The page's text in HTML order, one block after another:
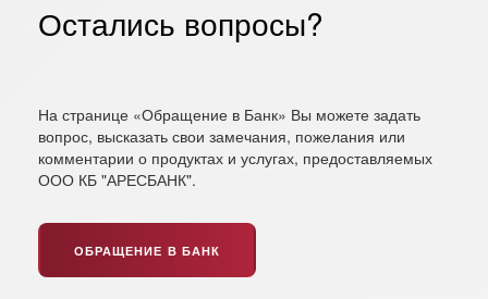
Остались вопросы?
На странице «Обращение в Банк» Вы можете задать
вопрос, высказать свои замечания, пожелания или
комментарии о продуктах и услугах, предоставляемых
ООО КБ "АРЕСБАНК".
ОБРАЩЕНИЕ В БАНК